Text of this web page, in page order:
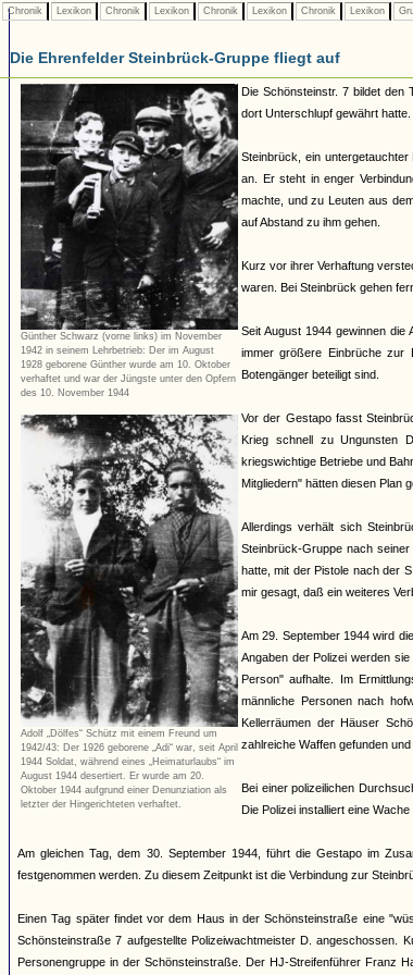
Chronik Lexikon Chronik Lexikon Chronik Lexikon Chronik Lexikon
Die Ehrenfelder Steinbrück-Gruppe fliegt auf
Günther Schwarz (vorne links) im November
1942 in seinem Lehrbetrieb: Der im August
1928 geborene Günther wurde am 10. Oktober
verhaftet und war der Jüngste unter den Opfern
des 10. November 1944
Adolf „Dölfes“ Schütz mit einem Freund um
1942/43: Der 1926 geborene „Adi“ war, seit April
1944 Soldat, während eines „Heimaturlaubs“ im
August 1944 desertiert. Er wurde am 20.
Oktober 1944 aufgrund einer Denunziation als
letzter der Hingerichteten verhaftet.
Die Schönsteinstr. 7 bildet den
dort Unterschlupf gewährt hatte.
Steinbrück, ein
an. Er steht in enger
machte, und zu Leuten aus
auf Abstand zu ihm gehen.
Kurz vor ihrer Verhaftung
waren. Bei Steinbrück gehen
Seit August 1944 gewinnen
immer größere Einbrüche zur
Botengänger beteiligt sind.
Vor der Gestapo fasst
Krieg schnell zu Ungunsten
kriegswichtige Betriebe und
Mitgliedern" hätten diesen Plan
Allerdings verhält sich
Steinbrück-Gruppe nach
hatte, mit der Pistole nach der
mir gesagt, daß ein weiteres
Am 29. September 1944 wird
Angaben der Polizei werden
Person" aufhalte. Im
männliche Personen nach
Kellerräumen der Häuser
zahlreiche Waffen gefunden
Bei einer polizeilichen
Die Polizei installiert eine
Am gleichen Tag, dem 30. September 1944, führt die Gestapo im
festgenommen werden. Zu diesem Zeitpunkt ist die Verbindung zur
Einen Tag später findet vor dem Haus in der Schönsteinstraße eine
Schönsteinstraße 7 aufgestellte Polizeiwachtmeister D. angeschossen.
Personengruppe in der Schönsteinstraße. Der HJ-Streifenführer Franz